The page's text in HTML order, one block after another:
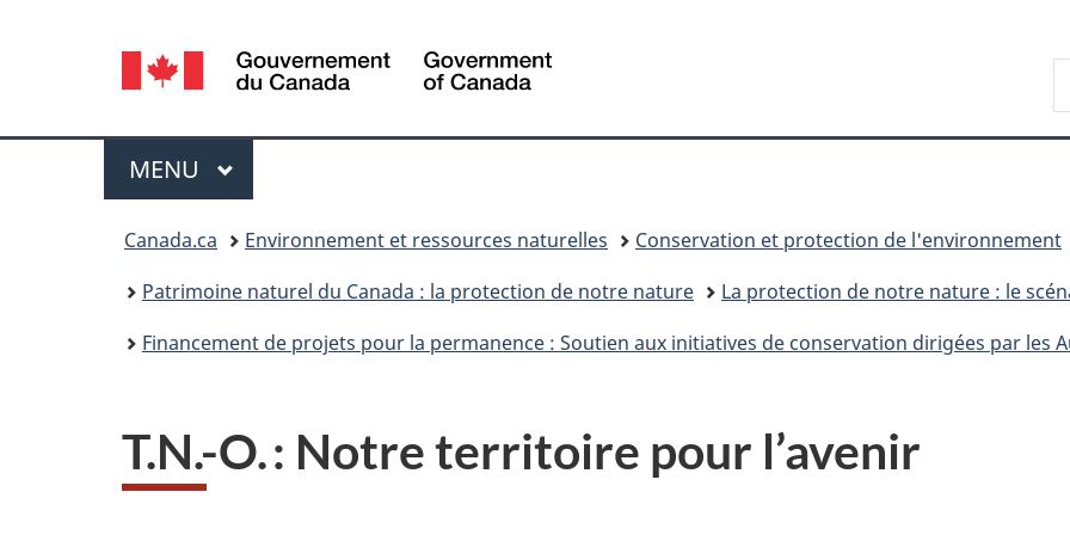
sujet
HTML
Sélection
de
la
langue
Canada
Menu
MENU PRINCIPAL
Canada.ca Environnement et ressources naturelles
Conservation et protection de l'environnement
Patrimoine naturel du Canada : la protection de notre nature
La protection de notre nature : le
Financement de projets pour la permanence : Soutien aux initiatives de conservation dirigées par les
T.N.-O. : Notre territoire pour l’avenir